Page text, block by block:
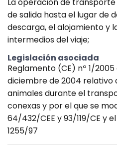
de salida hasta el lugar de
descarga, el alojamiento y
intermedios del viaje;
Legislación asociada
Reglamento (CE) nº 1/
diciembre de 2004 relativo
animales durante el
conexas y por el que se
64/432/CEE y 93/119/CE y
1255/97